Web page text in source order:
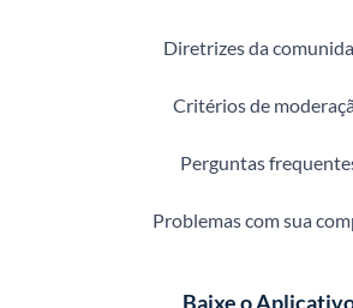
Diretrizes da
Critérios de
Perguntas
Problemas com sua
Baixe o